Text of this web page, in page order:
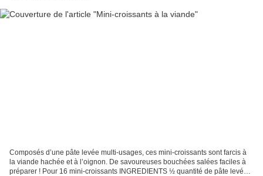
Composés d’une pâte levée multi-usages, ces mini-croissants sont farcis à
la viande hachée et à l’oignon. De savoureuses bouchées salées faciles à
préparer ! Pour 16 mini-croissants INGREDIENTS ½ quantité de pâte levée